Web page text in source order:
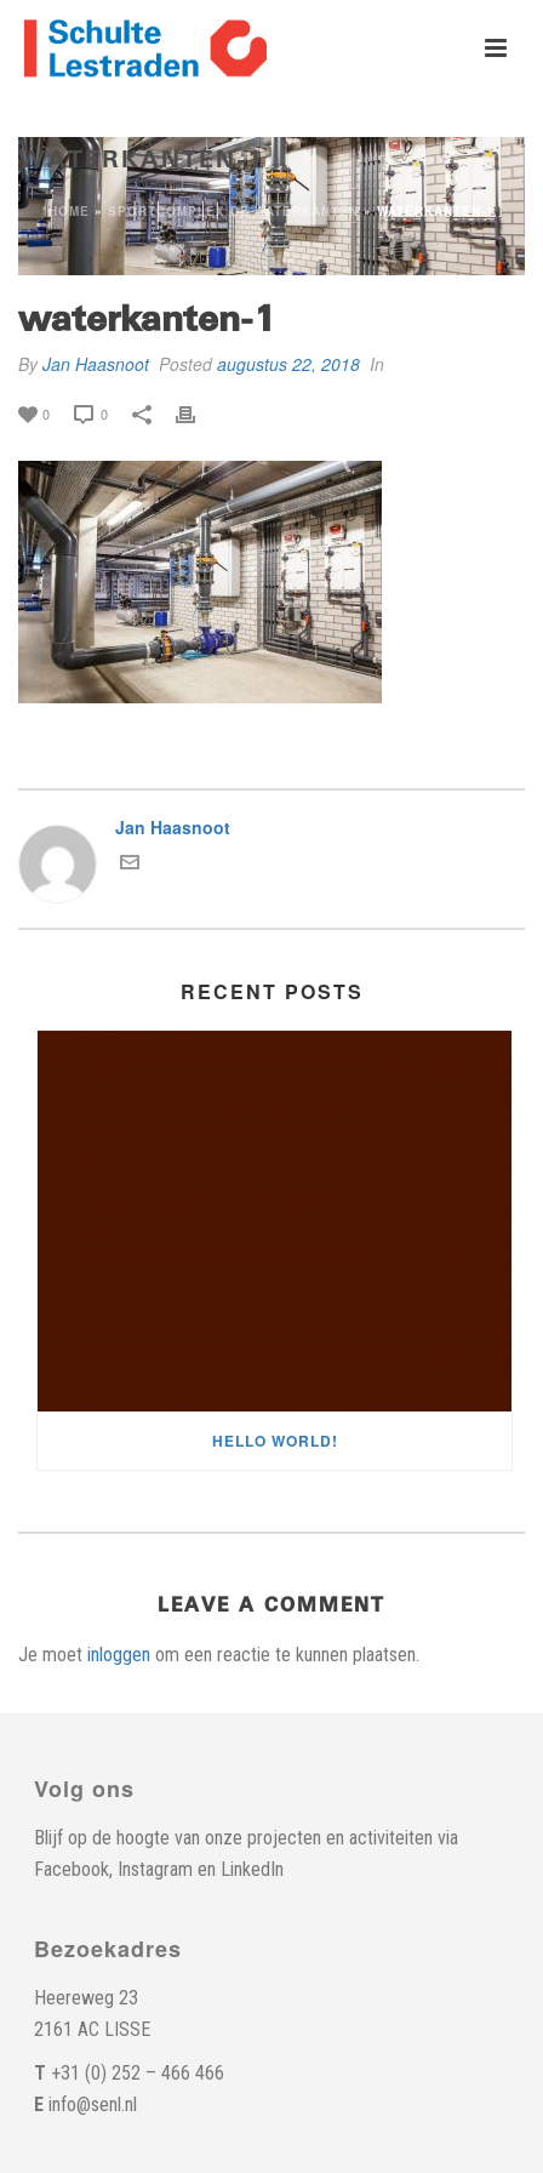
WATERKANTEN-1
HOME »SPORTCOMPLEX DE WATERKANTEN»WATERKANTEN-1
waterkanten-1
ByJan Haasnoot Postedaugustus 22, 2018 In
0 0
Jan Haasnoot
RECENT POSTS
HELLO WORLD!
LEAVE A COMMENT
Je moet inloggen om een reactie te kunnen plaatsen.
Volg ons
Blijf op de hoogte van onze projecten en activiteiten via
Facebook, Instagram en LinkedIn
Bezoekadres
Heereweg 23
2161 AC LISSE
T +31 (0) 252 – 466 466
E info@senl.nl